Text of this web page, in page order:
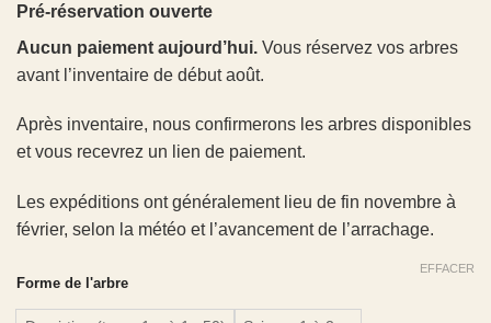
Pré-réservation ouverte
Aucun paiement aujourd’hui. Vous réservez vos arbres
avant l’inventaire de début août.
Après inventaire, nous confirmerons les arbres disponibles
et vous recevrez un lien de paiement.
Les expéditions ont généralement lieu de fin novembre à
février, selon la météo et l’avancement de l’arrachage.
Forme de l'arbre
EFFACER